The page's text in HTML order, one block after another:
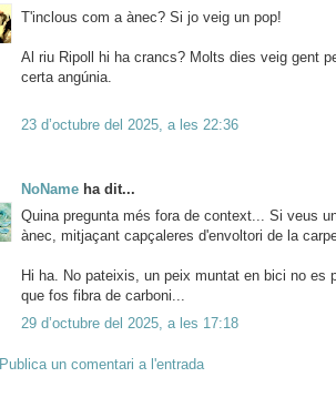
T'inclous com a ànec? Si jo veig un pop!
Al riu Ripoll hi ha crancs? Molts dies veig gent
certa angúnia.
23 d’octubre del 2025, a les 22:36
NoName ha dit...
Quina pregunta més fora de context... Si veus
ànec, mitjaçant capçaleres d'envoltori de la
Hi ha. No pateixis, un peix muntat en bici no es
que fos fibra de carboni...
29 d’octubre del 2025, a les 17:18
Publica un comentari a l'entrada